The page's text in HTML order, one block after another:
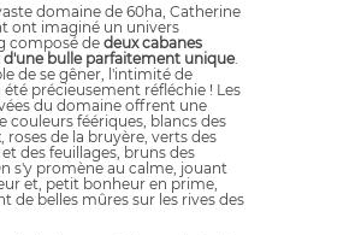
domaine de 60ha, Catherine
ont imaginé un univers
composé de deux cabanes
d'une bulle parfaitement unique.
de se gêner, l'intimité de
été précieusement réfléchie ! Les
du domaine offrent une
couleurs féériques, blancs des
roses de la bruyère, verts des
des feuillages, bruns des
s'y promène au calme, jouant
et, petit bonheur en prime,
de belles mûres sur les rives des